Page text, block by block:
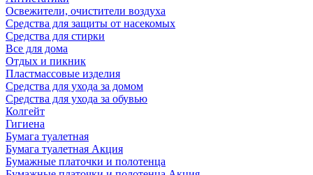
Освежители, очистители воздуха
Средства для защиты от насекомых
Средства для стирки
Все для дома
Отдых и пикник
Пластмассовые изделия
Средства для ухода за домом
Средства для ухода за обувью
Колгейт
Гигиена
Бумага туалетная
Бумага туалетная Акция
Бумажные платочки и полотенца